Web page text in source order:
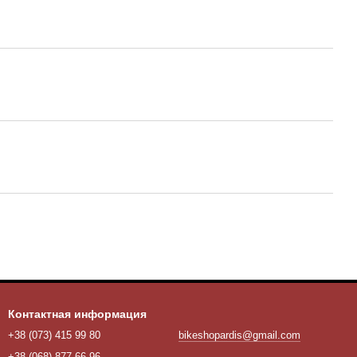
Контактная информация
+38 (073) 415 99 80
bikeshopardis@gmail.com